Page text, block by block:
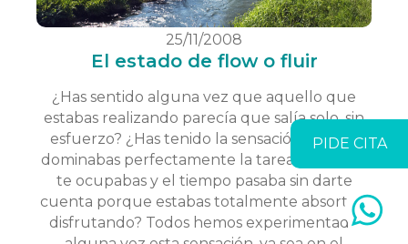
PIDE CITA
25/11/2008
El estado de flow o fluir
¿Has sentido alguna vez que aquello que
estabas realizando parecía que salía solo, sin
esfuerzo? ¿Has tenido la sensación de que
dominabas perfectamente la tarea de la que
te ocupabas y el tiempo pasaba sin darte
cuenta porque estabas totalmente absorto y
disfrutando? Todos hemos experimentado